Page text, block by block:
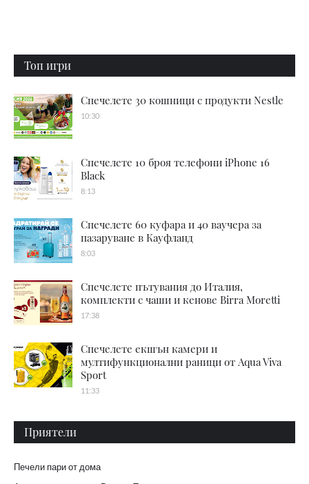
Топ игри
Спечелете 30 кошници с продукти Nestle
10:30
Спечелете 10 броя телефони iPhone 16
Black
8:13
Спечелете 60 куфара и 40 ваучера за
пазаруване в Кауфланд
8:03
Спечелете пътувания до Италия,
комплекти с чаши и кенове Birra Moretti
17:38
Спечелете екшън камери и
мултифункционални раници от Aqua Viva
Sport
11:33
Приятели
Печели пари от дома